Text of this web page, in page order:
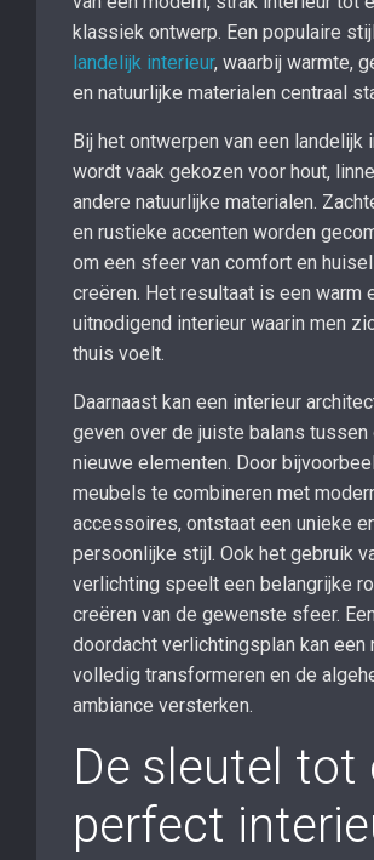
klassiek ontwerp. Een populaire
landelijk interieur, waarbij warmte,
en natuurlijke materialen centraal
Bij het ontwerpen van een landelijk
wordt vaak gekozen voor hout,
andere natuurlijke materialen.
en rustieke accenten worden
om een sfeer van comfort en
creëren. Het resultaat is een warm
uitnodigend interieur waarin men
thuis voelt.
Daarnaast kan een interieur
geven over de juiste balans tussen
nieuwe elementen. Door
meubels te combineren met
accessoires, ontstaat een unieke
persoonlijke stijl. Ook het gebruik
verlichting speelt een belangrijke
creëren van de gewenste sfeer.
doordacht verlichtingsplan kan een
volledig transformeren en de
ambiance versterken.
De sleutel tot
perfect